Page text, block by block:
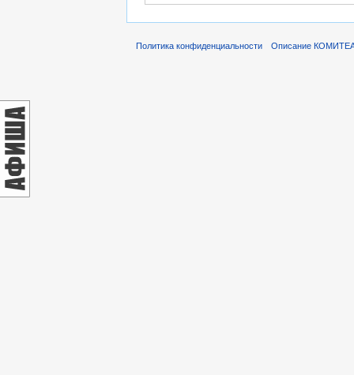
Политика конфиденциальности Описание